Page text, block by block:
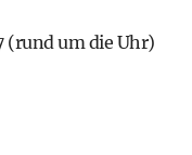
(rund um die Uhr)